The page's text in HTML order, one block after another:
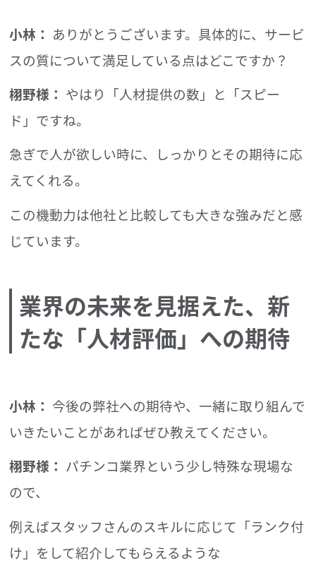
小林： ありがとうございます。具体的に、サービ
スの質について満足している点はどこですか？
栩野様： やはり「人材提供の数」と「スピー
ド」ですね。
急ぎで人が欲しい時に、しっかりとその期待に応
えてくれる。
この機動力は他社と比較しても大きな強みだと感
じています。
業界の未来を見据えた、新
たな「人材評価」への期待
小林： 今後の弊社への期待や、一緒に取り組んで
いきたいことがあればぜひ教えてください。
栩野様： パチンコ業界という少し特殊な現場な
ので、
例えばスタッフさんのスキルに応じて「ランク付
け」をして紹介してもらえるような